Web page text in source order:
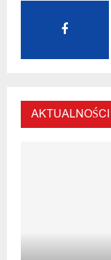
AKTUALNOŚCI